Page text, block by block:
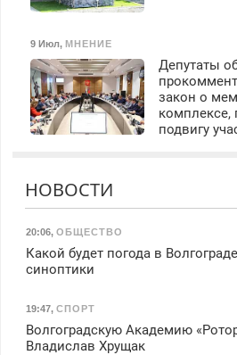
9 Июл, МНЕНИЕ
Депутаты
закон о
подвигу
НОВОСТИ
20:06, ОБЩЕСТВО
Какой будет погода в
синоптики
19:47, СПОРТ
Волгоградскую Академию
Владислав Хрущак